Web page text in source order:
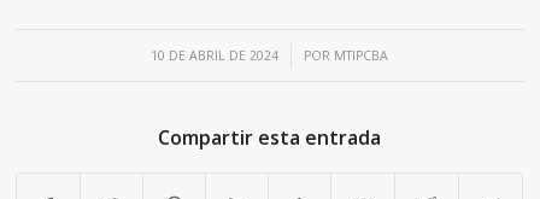
10 DE ABRIL DE 2024
/ POR MTIPCBA
Compartir esta entrada